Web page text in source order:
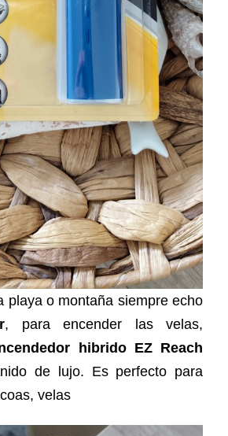
playa o montaña siempre echo
, para encender las velas,
hibrido EZ Reach
de lujo. Es perfecto para
velas